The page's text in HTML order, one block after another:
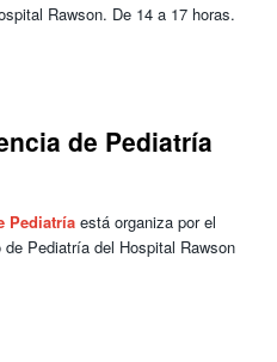
Rawson. De 14 a 17 horas.
de Pediatría
Pediatríaestá organiza por el
Pediatría del Hospital Rawson